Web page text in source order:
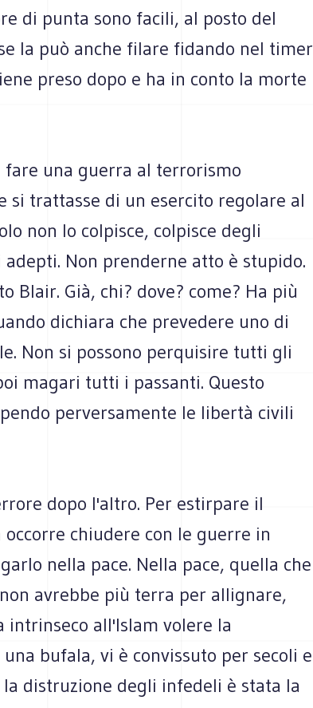
di punta sono facili, al posto del
la può anche filare fidando nel timer
preso dopo e ha in conto la morte
fare una guerra al terrorismo
si trattasse di un esercito regolare al
non lo colpisce, colpisce degli
Non prenderne atto è stupido.
Blair. Già, chi? dove? come? Ha più
dichiara che prevedere uno di
Non si possono perquisire tutti gli
magari tutti i passanti. Questo
perversamente le libertà civili
dopo l'altro. Per estirpare il
chiudere con le guerre in
nella pace. Nella pace, quella che
avrebbe più terra per allignare,
intrinseco all'Islam volere la
bufala, vi è convissuto per secoli e
distruzione degli infedeli è stata la